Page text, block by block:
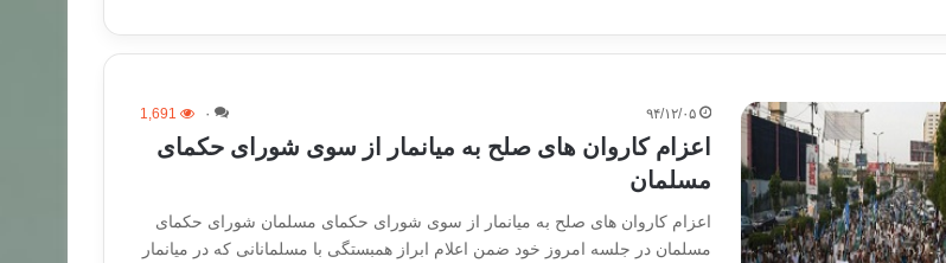
۹۴/۱۲/۰۵ ۰ 1,691
اعزام کاروان های صلح به میانمار از سوی شورای حکمای
مسلمان
اعزام کاروان های صلح به میانمار از سوی شورای حکمای مسلمان شورای حکمای
مسلمان در جلسه امروز خود ضمن اعلام ابراز همبستگی با مسلمانانی که در میانمار